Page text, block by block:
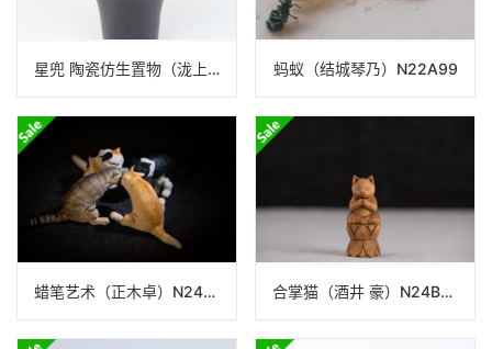
星兜 陶瓷仿生置物（泷上玄野）N24B340 蚂蚁（结城琴乃）N22A99
蜡笔艺术（正木卓）N24B308 合掌猫（酒井 豪）N24B099